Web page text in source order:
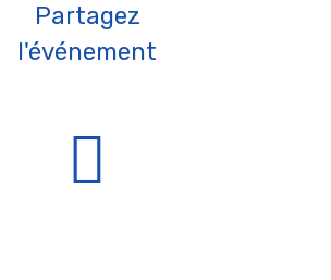
Partagez
l'événement